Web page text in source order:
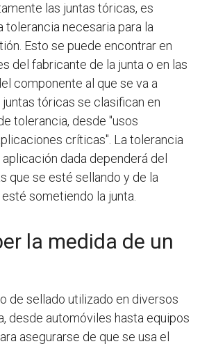
las juntas tóricas, es
tolerancia necesaria para la
Esto se puede encontrar en
del fabricante de la junta o en las
componente al que se va a
juntas tóricas se clasifican en
tolerancia, desde "usos
críticas". La tolerancia
dada dependerá del
que se esté sellando y de la
sometiendo la junta.
la medida de un
de sellado utilizado en diversos
desde automóviles hasta equipos
asegurarse de que se usa el